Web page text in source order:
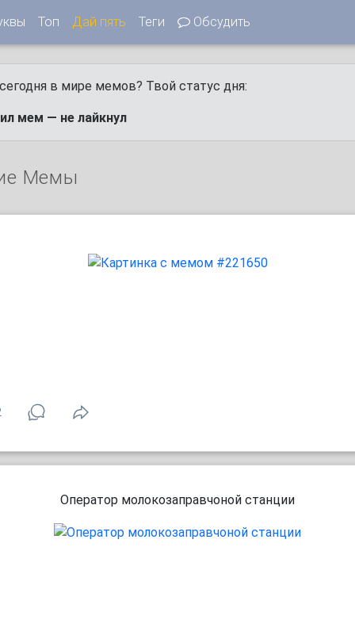
Топ Дай пять Теги Обсудить
в мире мемов? Твой статус дня:
мем — не лайкнул
Мемы
Оператор молокозаправчоной станции